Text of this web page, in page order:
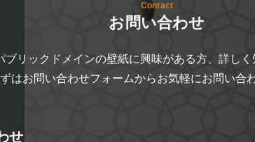
Contact
お問い合わせ
ブリックドメインの壁紙に興味がある方、詳し
はお問い合わせフォームからお気軽にお問い合
せ